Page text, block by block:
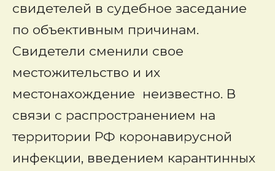
свидетелей в судебное заседание
по объективным причинам.
Свидетели сменили свое
местожительство и их
местонахождение неизвестно. В
связи с распространением на
территории РФ коронавирусной
инфекции, введением карантинных